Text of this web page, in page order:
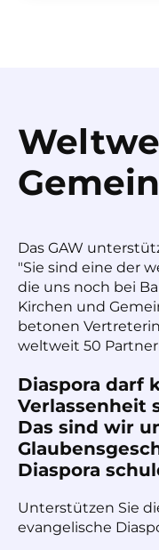
Das GAW
"Sie sind eine der
die uns noch bei
Kirchen und
betonen
weltweit 50
Diaspora darf
Verlassenheit
Das sind wir
Diaspora
Unterstützen Sie
evangelische